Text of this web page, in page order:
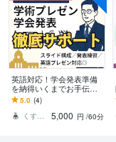
英語対応！学会発表準備
を納得いくまでお手伝い
します スライド構成、原
稿、発表練習までトータ
ルサポートで確実に上達
5.0 (4)
くすりのみーた 学会発表＆面接練習
5,000 円 /60分